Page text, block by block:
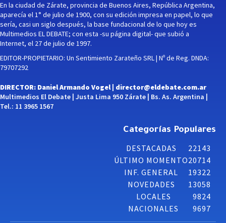
En la ciudad de Zárate, provincia de Buenos Aires, República Argentina,
aparecía el 1° de julio de 1900, con su edición impresa en papel, lo que
sería, casi un siglo después, la base fundacional de lo que hoy es
Multimedios EL DEBATE; con esta -su página digital- que subió a
Internet, el 27 de julio de 1997.
EDITOR-PROPIETARIO: Un Sentimiento Zarateño SRL | Nº de Reg. DNDA:
79707292
DIRECTOR: Daniel Armando Vogel | director@eldebate.com.ar
Multimedios El Debate | Justa Lima 950 Zárate | Bs. As. Argentina |
Tel.: 11 3965 1567
Categorías Populares
DESTACADAS
22143
ÚLTIMO MOMENTO20714
INF. GENERAL
19322
NOVEDADES
13058
LOCALES
9824
NACIONALES
9697